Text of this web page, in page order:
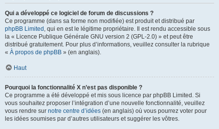
Qui a développé ce logiciel de forum de discussions ?
Ce programme (dans sa forme non modifiée) est produit et distribué par
phpBB Limited , qui en est le légitime propriétaire. Il est rendu accessible sous
la « Licence Publique Générale GNU version 2 (GPL-2.0) » et peut être
distribué gratuitement. Pour plus d’informations, veuillez consulter la rubrique
« À propos de phpBB » (en anglais).
Haut
Pourquoi la fonctionnalité X n’est pas disponible ?
Ce programme a été développé et mis sous licence par phpBB Limited. Si
vous souhaitez proposer l’intégration d’une nouvelle fonctionnalité, veuillez
vous rendre sur notre centre d’idées (en anglais) où vous pourrez voter pour
les idées soumises par d’autres utilisateurs et suggérer les vôtres.